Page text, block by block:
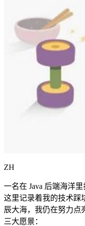
ZH
一名在 Java 后端海洋里
这里记录着我的技术踩
辰大海，我仍在努力点
三大愿景：